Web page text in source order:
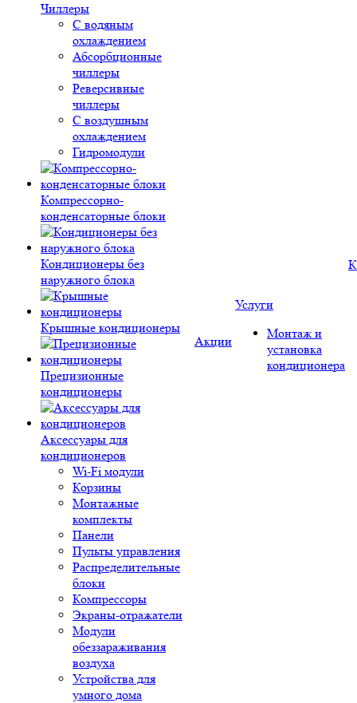
Чиллеры
С водяным
охлаждением
Абсорбционные
чиллеры
Реверсивные
чиллеры
С воздушным
охлаждением
Гидромодули
Компрессорно-
конденсаторные блоки
Кондиционеры без
наружного блока
Крышные кондиционеры
Прецизионные
кондиционеры
Аксессуары для
кондиционеров
Wi-Fi модули
Корзины
Монтажные
комплекты
Панели
Пульты управления
Распределительные
блоки
Компрессоры
Экраны-отражатели
Модули
обеззараживания
воздуха
Устройства для
умного дома
Акции
Услуги
Монтаж и
установка
кондиционера